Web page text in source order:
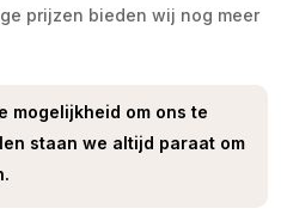
prijzen bieden wij nog meer
mogelijkheid om ons te
staan we altijd paraat om